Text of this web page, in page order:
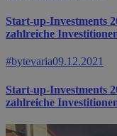
Start-up-Investments
zahlreiche
#bytevaria09.12.2021
Start-up-Investments
zahlreiche